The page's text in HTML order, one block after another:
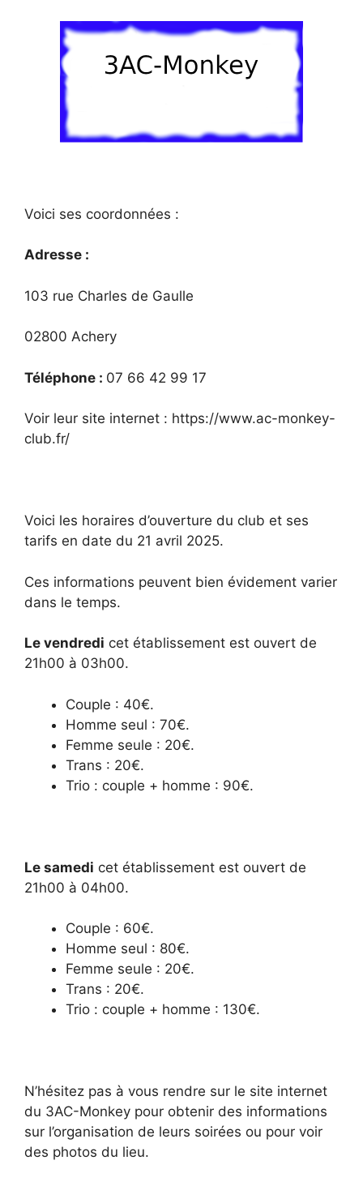
Voici ses coordonnées :
Adresse :
103 rue Charles de Gaulle
02800 Achery
Téléphone : 07 66 42 99 17
Voir leur site internet : https://www.ac-monkey-
club.fr/
Voici les horaires d’ouverture du club et ses
tarifs en date du 21 avril 2025.
Ces informations peuvent bien évidement varier
dans le temps.
Le vendredi cet établissement est ouvert de
21h00 à 03h00.
Couple : 40€.
Homme seul : 70€.
Femme seule : 20€.
Trans : 20€.
Trio : couple + homme : 90€.
Le samedi cet établissement est ouvert de
21h00 à 04h00.
Couple : 60€.
Homme seul : 80€.
Femme seule : 20€.
Trans : 20€.
Trio : couple + homme : 130€.
N’hésitez pas à vous rendre sur le site internet
du 3AC-Monkey pour obtenir des informations
sur l’organisation de leurs soirées ou pour voir
des photos du lieu.